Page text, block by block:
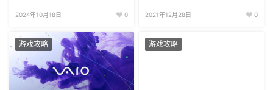
2024年10月18日 0 2021年12月28日 0
游戏攻略 游戏攻略